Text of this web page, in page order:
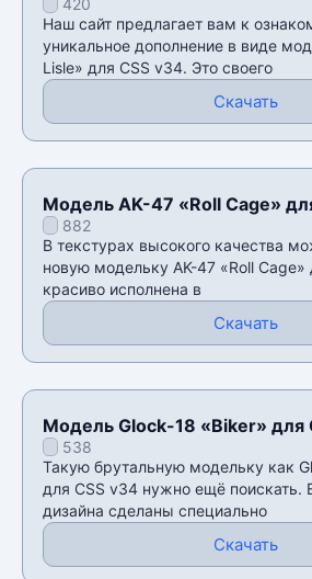
Наш сайт предлагает вам к
уникальное дополнение в виде
Lisle» для CSS v34. Это своего
Скачать
Модель AK-47 «Roll Cage»
882
В текстурах высокого качества
новую модельку AK-47 «Roll
красиво исполнена в
Скачать
Модель Glock-18 «Biker» для
538
Такую брутальную модельку как
для CSS v34 нужно ещё поискать.
дизайна сделаны специально
Скачать